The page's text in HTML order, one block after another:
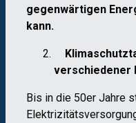
gegenwärtigen
kann.
verschiedener
Bis in die 50er Jahre